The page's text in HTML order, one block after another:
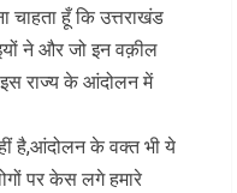
चाहता हूँ कि उत्तराखंड
ने और जो इन वक़ील
इस राज्य के आंदोलन में
है,आंदोलन के वक्त भी ये
पर केस लगे हमारे